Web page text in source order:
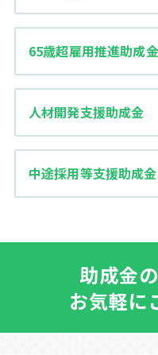
65歳超雇用推進助成金
人材開発支援助成金
中途採用等支援助成金
助成金
お気軽に